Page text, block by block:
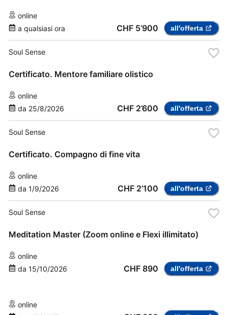
online
a qualsiasi ora
CHF 5’900 all'offerta
Soul Sense
Certificato. Mentore familiare olistico
online
da 25/8/2026 CHF 2’600 all'offerta
Soul Sense
Certificato. Compagno di fine vita
online
da 1/9/2026 CHF 2’100 all'offerta
Soul Sense
Meditation Master (Zoom online e Flexi illimitato)
online
da 15/10/2026 CHF 890 all'offerta
online